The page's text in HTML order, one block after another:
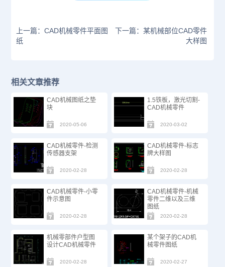
上一篇：CAD机械零件平面图
纸
下一篇：某机械部位CAD零件
大样图
相关文章推荐
CAD机械图纸之垫
块
2020-05-06
1.5铁板，激光切割-
CAD机械零件
2020-03-02
CAD机械零件-检测
传感器支架
2020-02-28
CAD机械零件-标志
牌大样图
2020-02-28
CAD机械零件-小零
件示意图
2020-02-28
CAD机械零件-机械
零件二维以及三维
图纸
2020-02-28
机械零部件户型图
设计CAD机械零件
2020-02-28
某个架子的CAD机
械零件图纸
2020-02-27